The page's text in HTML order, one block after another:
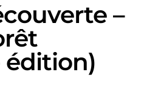
–
édition)